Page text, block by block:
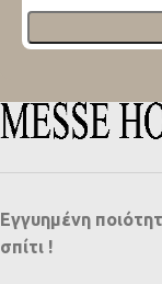
Εγγυημένη
σπίτι !